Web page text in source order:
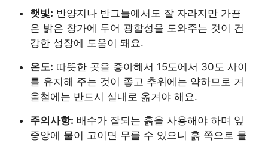
햇빛: 반양지나 반그늘에서도 잘 자라지만 가끔
은 밝은 창가에 두어 광합성을 도와주는 것이 건
강한 성장에 도움이 돼요.
온도: 따뜻한 곳을 좋아해서 15도에서 30도 사이
를 유지해 주는 것이 좋고 추위에는 약하므로 겨
울철에는 반드시 실내로 옮겨야 해요.
주의사항: 배수가 잘되는 흙을 사용해야 하며 잎
중앙에 물이 고이면 무를 수 있으니 흙 쪽으로 물